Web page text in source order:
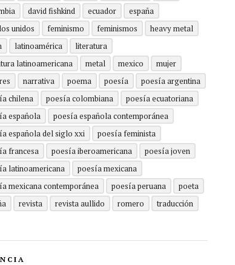
david fishkind ecuador
españa
unidos
feminismo feminismos
heavy metal
latinoamérica
literatura
latinoamericana
metal mexico
mujer
narrativa poema poesía
poesía argentina
chilena
poesía colombiana
poesía ecuatoriana
española
poesía española contemporánea
española del siglo xxi
poesía feminista
francesa
poesía iberoamericana
poesía joven
latinoamericana
poesía mexicana
mexicana contemporánea
poesía peruana
poeta
revista revista aullido romero traducción